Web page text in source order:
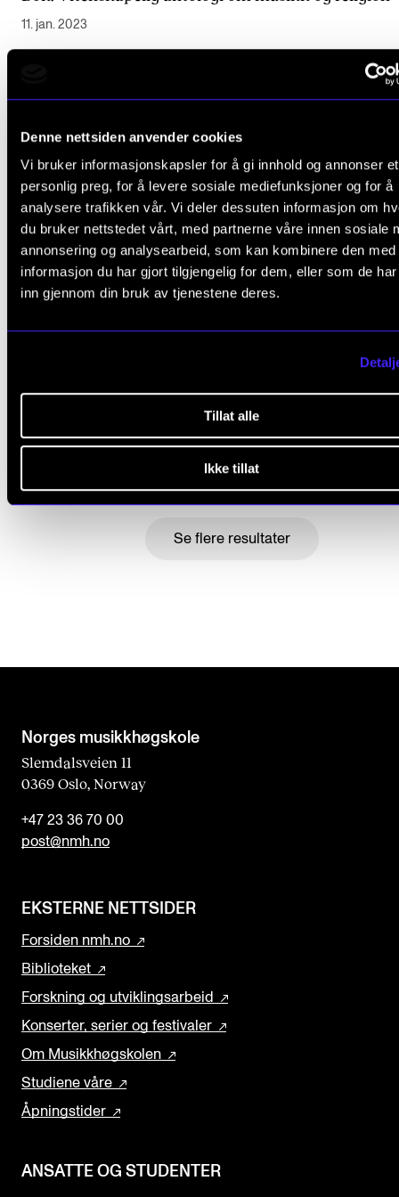
Denne nettsiden anvender cookies
Vi bruker informasjonskapsler for å gi innhold og annonser et
personlig preg, for å levere sosiale mediefunksjoner og for å
analysere trafikken vår. Vi deler dessuten informasjon om
du bruker nettstedet vårt, med partnerne våre innen sosiale
annonsering og analysearbeid, som kan kombinere den med
informasjon du har gjort tilgjengelig for dem, eller som de
inn gjennom din bruk av tjenestene deres.
Tillat alle
Ikke tillat
11. jan. 2023
Kven er med? Kven står utanfor?
24. mai 2022
Se flere resultater
Norges musikk­høgskole
Slemdalsveien 11
0369 Oslo, Norway
+47 23 36 70 00
post@nmh.no
EKSTERNE NETTSIDER
Forsiden nmh.no
Biblioteket
Forskning og utviklingsarbeid
Konserter, serier og festivaler
Om Musikkhøgskolen
Studiene våre
Åpningstider
ANSATTE OG STUDENTER